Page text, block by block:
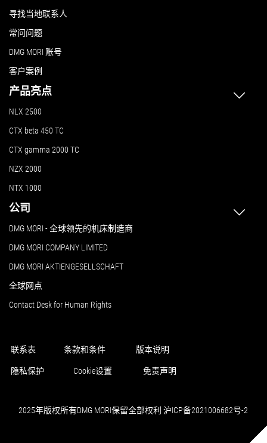
寻找当地联系人
常问问题
DMG MORI 账号
客户案例
产品亮点
NLX 2500
CTX beta 450 TC
CTX gamma 2000 TC
NZX 2000
NTX 1000
公司
DMG MORI - 全球领先的机床制造商
DMG MORI COMPANY LIMITED
DMG MORI AKTIENGESELLSCHAFT
全球网点
Contact Desk for Human Rights
联系表 条款和条件 版本说明
隐私保护 Cookie设置 免责声明
2025年版权所有DMG MORI保留全部权利 沪ICP备2021006682号-2